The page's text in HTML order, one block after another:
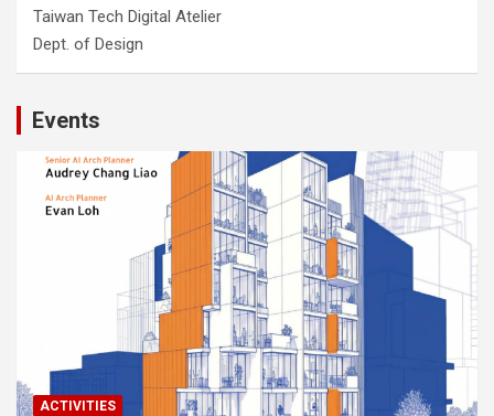
Taiwan Tech Digital Atelier
Dept. of Design
Events
ACTIVITIES